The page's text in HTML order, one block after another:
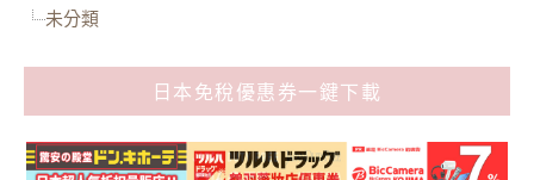
未分類
日本免稅優惠券一鍵下載